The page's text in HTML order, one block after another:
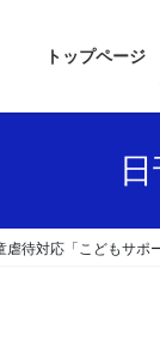
トップページ
虐待対応「こどもサポ